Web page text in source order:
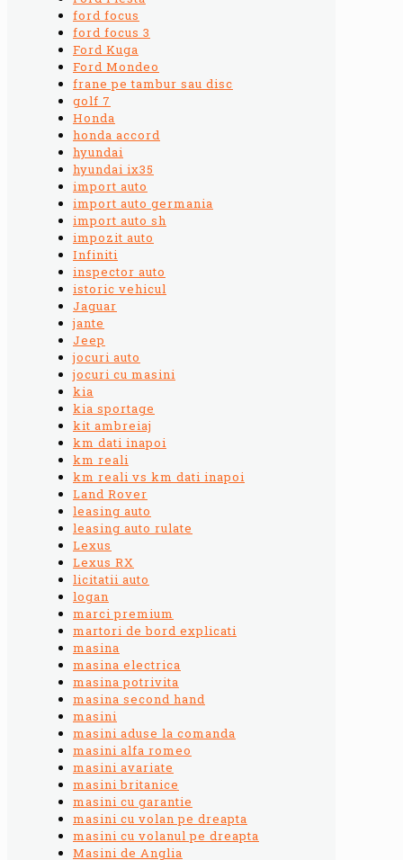
ford focus
ford focus 3
Ford Kuga
Ford Mondeo
frane pe tambur sau disc
golf 7
Honda
honda accord
hyundai
hyundai ix35
import auto
import auto germania
import auto sh
impozit auto
Infiniti
inspector auto
istoric vehicul
Jaguar
jante
Jeep
jocuri auto
jocuri cu masini
kia
kia sportage
kit ambreiaj
km dati inapoi
km reali
km reali vs km dati inapoi
Land Rover
leasing auto
leasing auto rulate
Lexus
Lexus RX
licitatii auto
logan
marci premium
martori de bord explicati
masina
masina electrica
masina potrivita
masina second hand
masini
masini aduse la comanda
masini alfa romeo
masini avariate
masini britanice
masini cu garantie
masini cu volan pe dreapta
masini cu volanul pe dreapta
Masini de Anglia